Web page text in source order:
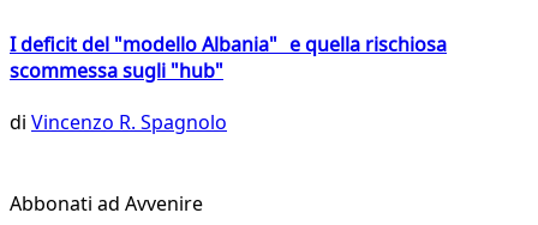
I deficit del "modello Albania" e quella rischiosa
scommessa sugli "hub"
di Vincenzo R. Spagnolo
Abbonati ad Avvenire